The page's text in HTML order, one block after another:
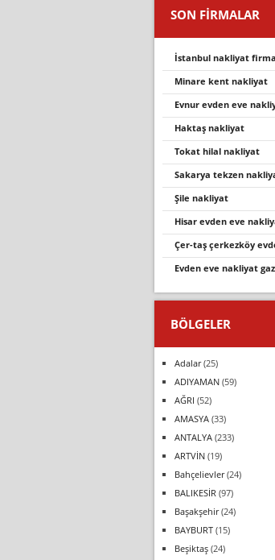
SON FİRMALAR
i̇stanbul nakli̇yat
minare kent nakliyat
evnur evden eve
haktaş nakliyat
tokat hilal nakliyat
sakarya tekzen
şile nakliyat
hisar evden eve
çer-taş çerkezköy
evden eve nakliyat
BÖLGELER
Adalar(25)
ADIYAMAN (59)
AĞRI (52)
AMASYA (33)
ANTALYA (233)
ARTVİN (19)
Bahçelievler(24)
BALIKESİR (97)
Başakşehir(24)
BAYBURT (15)
Beşiktaş (24)